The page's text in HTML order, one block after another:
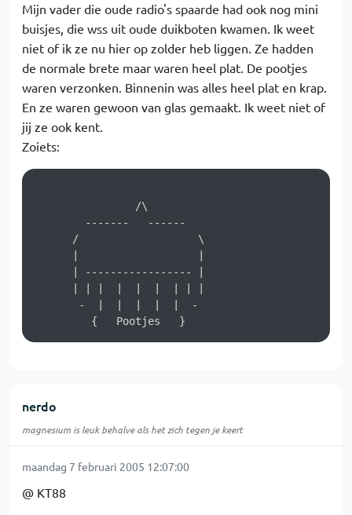
Mijn vader die oude radio's spaarde had ook nog mini
buisjes, die wss uit oude duikboten kwamen. Ik weet
niet of ik ze nu hier op zolder heb liggen. Ze hadden
de normale brete maar waren heel plat. De pootjes
waren verzonken. Binnenin was alles heel plat en krap.
En ze waren gewoon van glas gemaakt. Ik weet niet of
jij ze ook kent.
Zoiets:
                /\
        -------   ------
      /                   \
      | ----------------- |
       -  |  |  |  |  |  -
nerdo
magnesium is leuk behalve als het zich tegen je keert
maandag 7 februari 2005 12:07:00
@ KT88